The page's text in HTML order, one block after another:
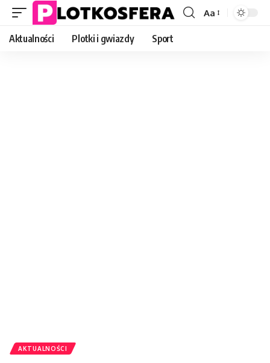
Font
Aa
Aktualności Plotki i gwiazdy Sport
AKTUALNOŚCI